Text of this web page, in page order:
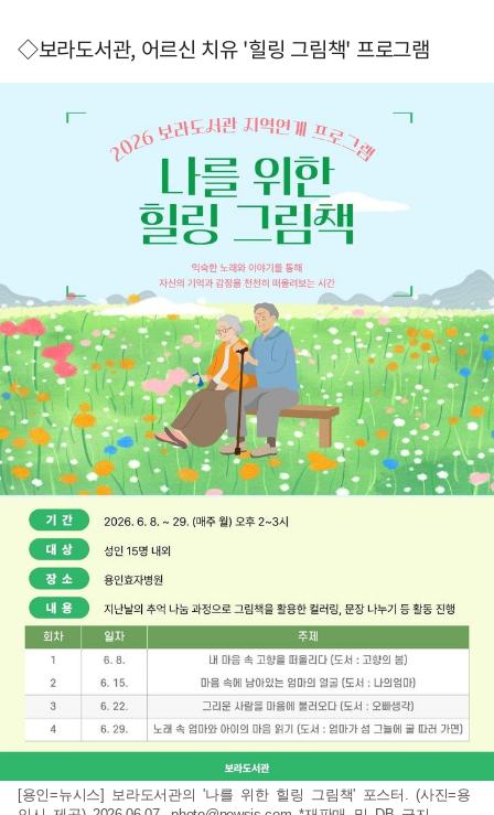
◇보라도서관, 어르신 치유 '힐링 그림책' 프로그램
[용인=뉴시스] 보라도서관의 '나를 위한 힐링 그림책' 포스터. (사진=용